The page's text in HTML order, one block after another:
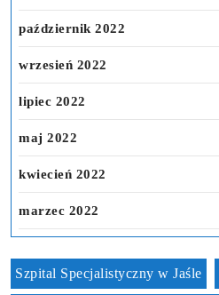
październik 2022
wrzesień 2022
lipiec 2022
maj 2022
kwiecień 2022
marzec 2022
Szpital Specjalistyczny w Jaśle